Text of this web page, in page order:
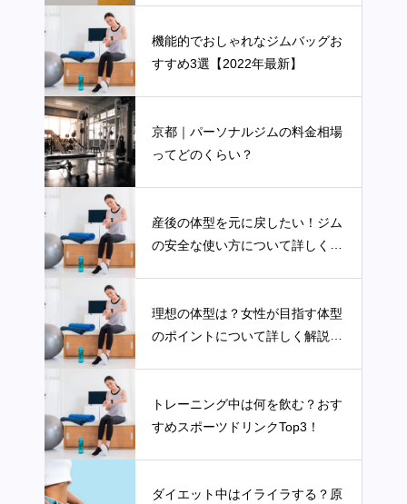
機能的でおしゃれなジムバッグお
すすめ3選【2022年最新】
京都｜パーソナルジムの料金相場
ってどのくらい？
産後の体型を元に戻したい！ジム
の安全な使い方について詳しく解
理想の体型は？女性が目指す体型
のポイントについて詳しく解説し
トレーニング中は何を飲む？おす
すめスポーツドリンクTop3！
ダイエット中はイライラする？原